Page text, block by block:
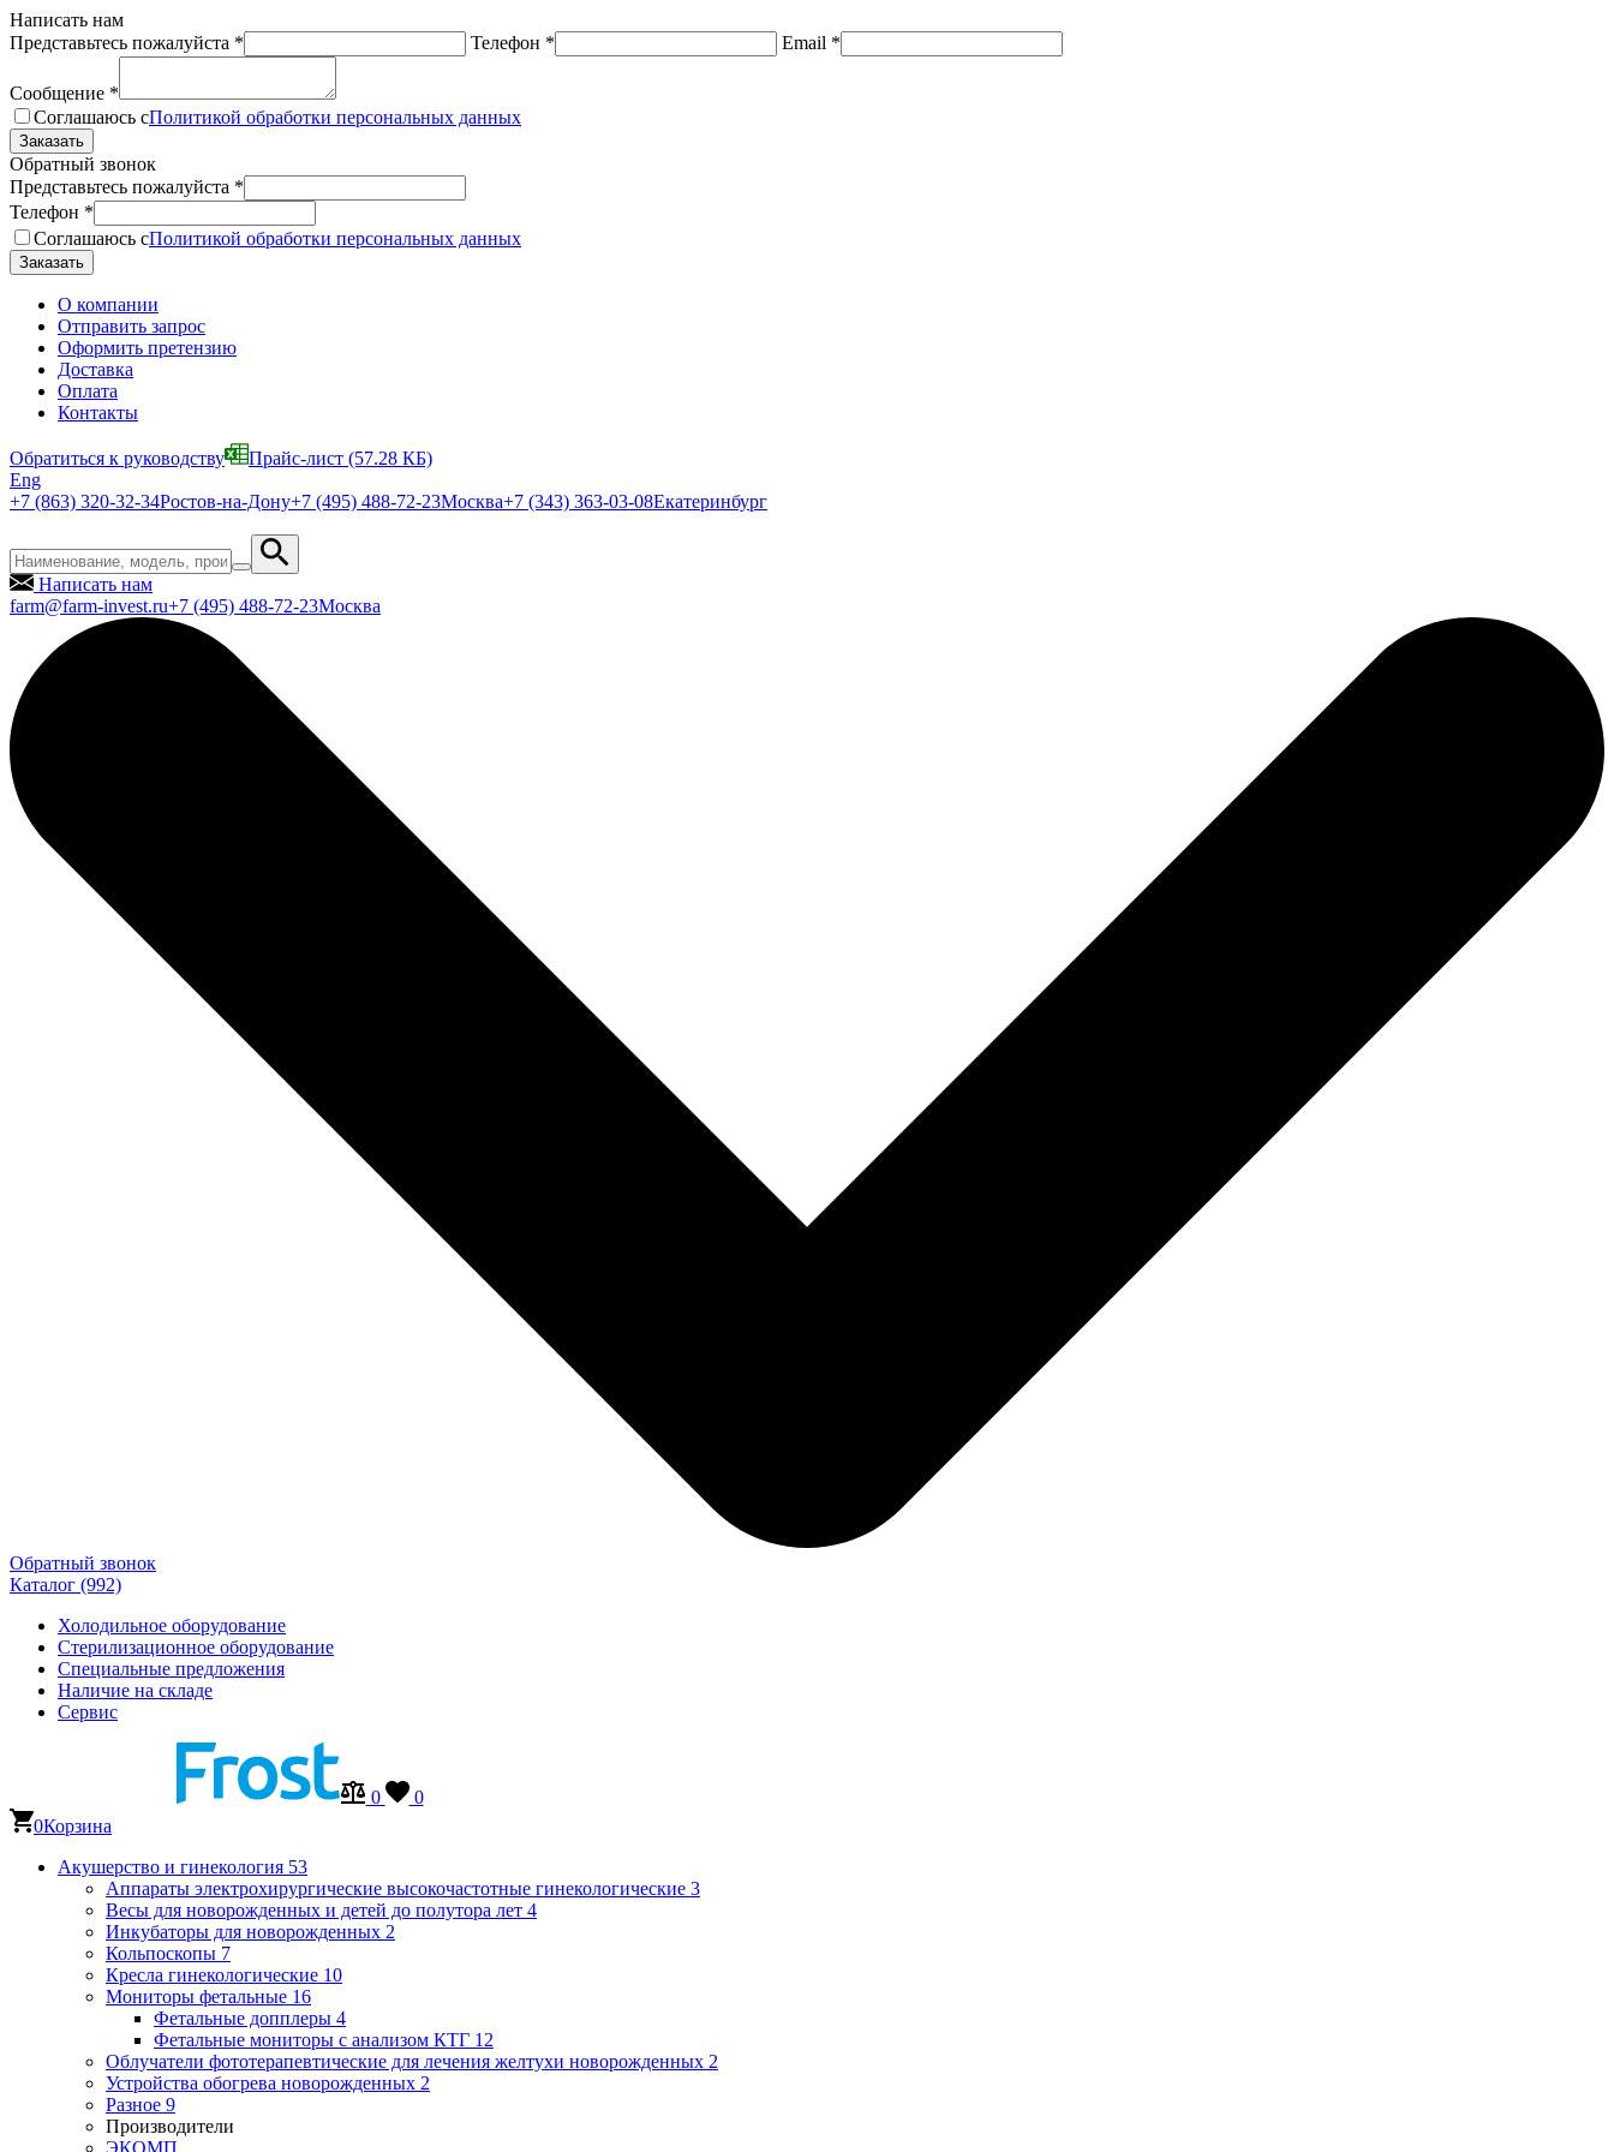
Написать нам
Представьтесь пожалуйста * Телефон * Email *
Сообщение *
Соглашаюсь сПолитикой обработки персональных данных
Обратный звонок
Представьтесь пожалуйста *
Телефон *
Соглашаюсь сПолитикой обработки персональных данных
О компании
Отправить запрос
Оформить претензию
Доставка
Оплата
Контакты
Обратиться к руководству Прайс-лист (57.28 КБ)
Eng
+7 (863) 320-32-34Ростов-на-Дону+7 (495) 488-72-23Москва+7 (343) 363-03-08Екатеринбург
Написать нам
farm@farm-invest.ru+7 (495) 488-72-23Москва
Обратный звонок
Каталог (992)
Холодильное оборудование
Стерилизационное оборудование
Специальные предложения
Наличие на складе
Сервис
0
0
0Корзина
Акушерство и гинекология 53
Аппараты электрохирургические высокочастотные гинекологические 3
Весы для новорожденных и детей до полутора лет 4
Инкубаторы для новорожденных 2
Кольпоскопы 7
Кресла гинекологические 10
Мониторы фетальные 16
Фетальные допплеры 4
Фетальные мониторы с анализом КТГ 12
Облучатели фототерапевтические для лечения желтухи новорожденных 2
Устройства обогрева новорожденных 2
Разное 9
Производители
ЭКОМП